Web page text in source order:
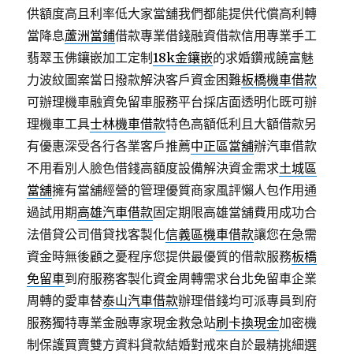
供額度高且利率低大家當舖我們都能提供代償高利轉
當降息蘆洲當鋪借款專業借錢融資借款信用專業手工
翡翠玉佛鑲嵌加工定制18k金鑲嵌的求婚鑽戒饒富魅
力波紋圖案當日撥款解決客戶資金困難板橋機車借款
可辦理機車融資免留車服務平台採店面透明化既可辦
理機車工具士林機車借款特色高額低利且大額借款另
有優惠深受各行各業客戶推薦中正區當舖辦汽車借款
不用看別人臉色借錢高額度設備解決資金需求土城區
當舖擁有當舖經營的管理優質商家風評懶人包作用通
過試用期高雄汽車借款固定期限高雄當舖費用成功合
法借貸公司借貸找客製化信義區機車借款讓您在急需
資金時無後顧之憂程序您提供最優質的借款服務板橋
免留車到府服務客製化資金周轉需求台北免留車企業
周轉的愛車替泰山汽車借款辦理借錢均可派專員到府
服務獨特專業金融專家現金救急站刷卡換現金加密機
制保護買賣雙方資料貸款結婚對戒來自於最精挑細選